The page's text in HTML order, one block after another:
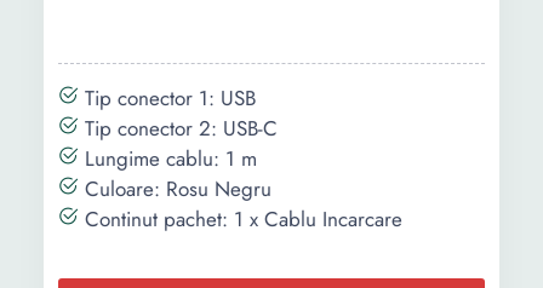
Tip conector 1: USB
Tip conector 2: USB-C
Lungime cablu: 1 m
Culoare: Rosu Negru
Continut pachet: 1 x Cablu Incarcare